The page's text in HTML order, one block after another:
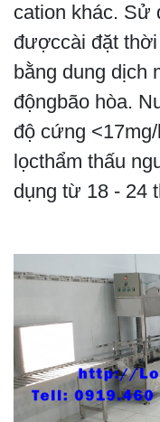
cation khác. Sử
đượccài đặt
bằng dung dịch
độngbão hòa.
độ cứng
lọcthẩm thấu
dụng từ 18 - 24